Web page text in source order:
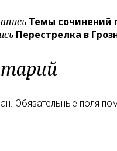
Темы сочинений
Перестрелка в
Обязательные поля